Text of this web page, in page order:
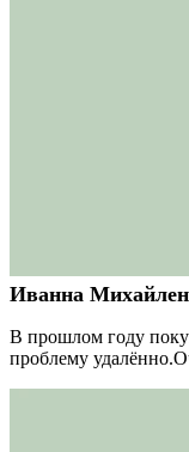
Иванна
В прошлом году
проблему